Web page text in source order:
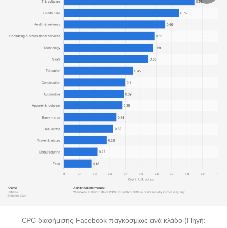
CPC διαφήμισης Facebook παγκοσμίως ανά κλάδο (Πηγή: